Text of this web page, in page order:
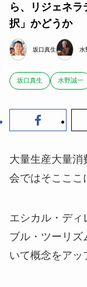
ら、リジェネ
択」かどうか
坂口真生 水
坂口真生 水野誠一
大量生産大量消
会ではそこここ
エシカル・ディ
ブル・ツーリズ
いて概念をアッ